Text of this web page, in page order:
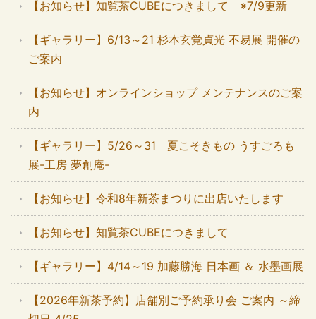
【お知らせ】知覧茶CUBEにつきまして ※7/9更新
【ギャラリー】6/13～21 杉本玄覚貞光 不易展 開催の
ご案内
【お知らせ】オンラインショップ メンテナンスのご案
内
【ギャラリー】5/26～31 夏こそきもの うすごろも
展-工房 夢創庵-
【お知らせ】令和8年新茶まつりに出店いたします
【お知らせ】知覧茶CUBEにつきまして
【ギャラリー】4/14～19 加藤勝海 日本画 ＆ 水墨画展
【2026年新茶予約】店舗別ご予約承り会 ご案内 ～締